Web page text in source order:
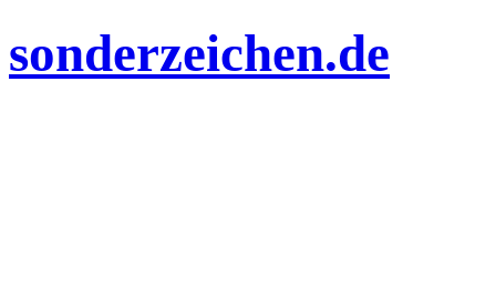
sonderzeichen.de